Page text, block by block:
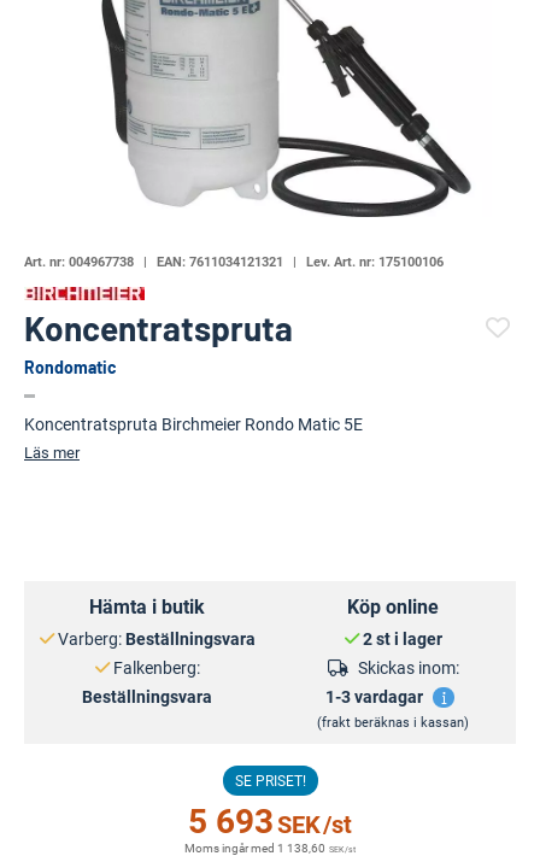
Art. nr: 004967738 EAN: 7611034121321 Lev. Art. nr: 175100106
Koncentratspruta
Rondomatic
Koncentratspruta Birchmeier Rondo Matic 5E
Läs mer
Hämta i butik
Varberg: Beställningsvara
Falkenberg:
Beställningsvara
Köp online
2 st i lager
Skickas inom:
1-3 vardagar
(frakt beräknas i kassan)
SE PRISET!
5 693SEK/st
Moms ingår med 1 138,60 SEK/st